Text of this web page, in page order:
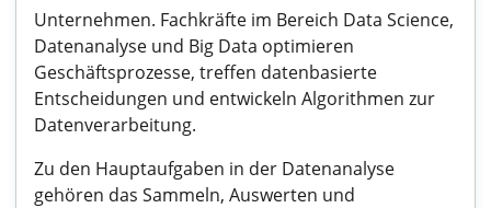
Unternehmen. Fachkräfte im Bereich Data Science,
Datenanalyse und Big Data optimieren
Geschäftsprozesse, treffen datenbasierte
Entscheidungen und entwickeln Algorithmen zur
Datenverarbeitung.
Zu den Hauptaufgaben in der Datenanalyse
gehören das Sammeln, Auswerten und